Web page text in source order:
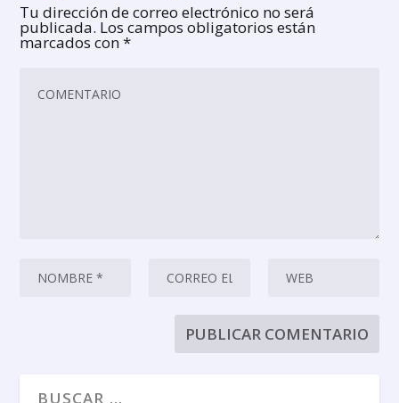
Tu dirección de correo electrónico no será
publicada. Los campos obligatorios están
marcados con*